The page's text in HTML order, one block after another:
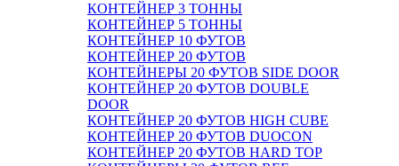
КОНТЕЙНЕР 3 ТОННЫ
КОНТЕЙНЕР 5 ТОННЫ
КОНТЕЙНЕР 10 ФУТОВ
КОНТЕЙНЕР 20 ФУТОВ
КОНТЕЙНЕРЫ 20 ФУТОВ SIDE DOOR
КОНТЕЙНЕР 20 ФУТОВ DOUBLE
DOOR
КОНТЕЙНЕР 20 ФУТОВ HIGH CUBE
КОНТЕЙНЕР 20 ФУТОВ DUOCON
КОНТЕЙНЕР 20 ФУТОВ HARD TOP